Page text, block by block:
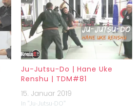
Ju-Jutsu-Do | Hane Uke
Renshu | TDM#81
15. Januar 2019
In "Ju-Jutsu-DO"